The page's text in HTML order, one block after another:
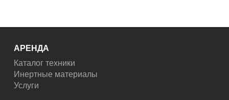
АРЕНДА
Каталог техники
Инертные материалы
Услуги